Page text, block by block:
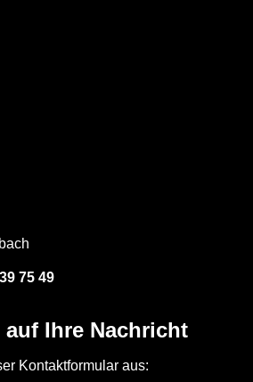
Das könnte
SEO der Zukunft:
75 49
Ihre Nachricht
Kontaktformular aus: